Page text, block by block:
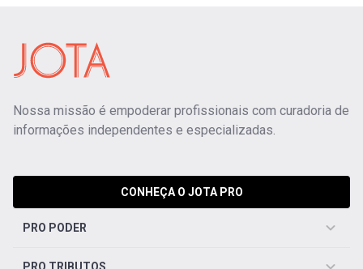
Nossa missão é empoderar profissionais com curadoria de
informações independentes e especializadas.
CONHEÇA O JOTA PRO
PRO PODER